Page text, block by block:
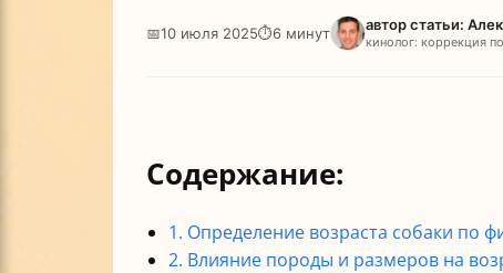
📅10 июля 2025⏱6 минут автор статьи:
кинолог: коррекция
Содержание:
1. Определение возраста собаки по
2. Влияние породы и размеров на